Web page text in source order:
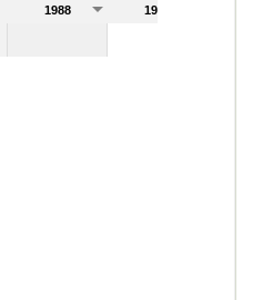
1988 1989